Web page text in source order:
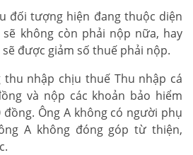
đối tượng hiện đang thuộc diện
không còn phải nộp nữa, hay
được giảm số thuế phải nộp.
thu nhập chịu thuế Thu nhập cá
và nộp các khoản bảo hiểm
đồng. Ông A không có người phụ
A không đóng góp từ thiện,